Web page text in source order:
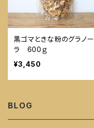
黒ゴマときな粉のグラノー
ラ 600ｇ
¥3,450
BLOG